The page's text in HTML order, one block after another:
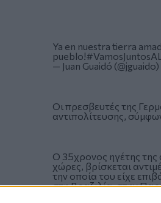
Ya en nuestra tierra
pueblo!
— Juan Guaidó (@jguaido)
Οι πρεσβευτές της
αντιπολίτευσης,
Ο 35χρονος ηγέτης της
χώρες, βρίσκεται
την οποία του είχε
στη Βραζιλία, στην